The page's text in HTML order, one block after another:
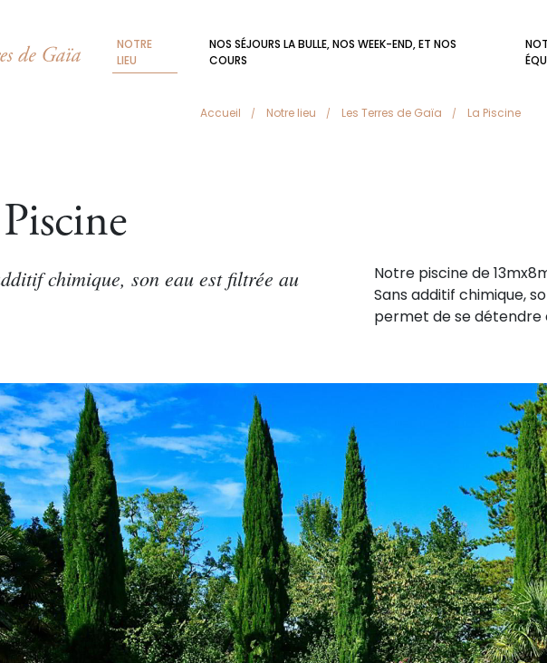
NOTRE
LIEU
NOS SÉJOURS LA BULLE, NOS WEEK-END, ET NOS
COURS
Accueil Notre lieu Les Terres de Gaïa La Piscine
chimique, son eau est filtrée au
Notre piscine de
Sans additif chimique,
permet de se détendre